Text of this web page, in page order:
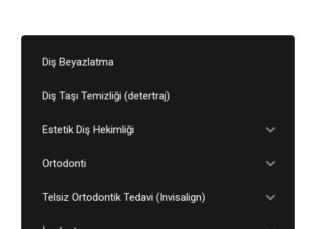
Diş Beyazlatma
Diş Taşı Temizliği (detertraj)
Estetik Diş Hekimliği
Ortodonti
Telsiz Ortodontik Tedavi (Invisalign)